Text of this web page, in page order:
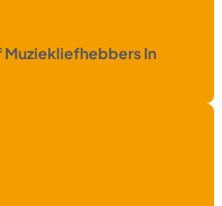
Muziekliefhebbers In